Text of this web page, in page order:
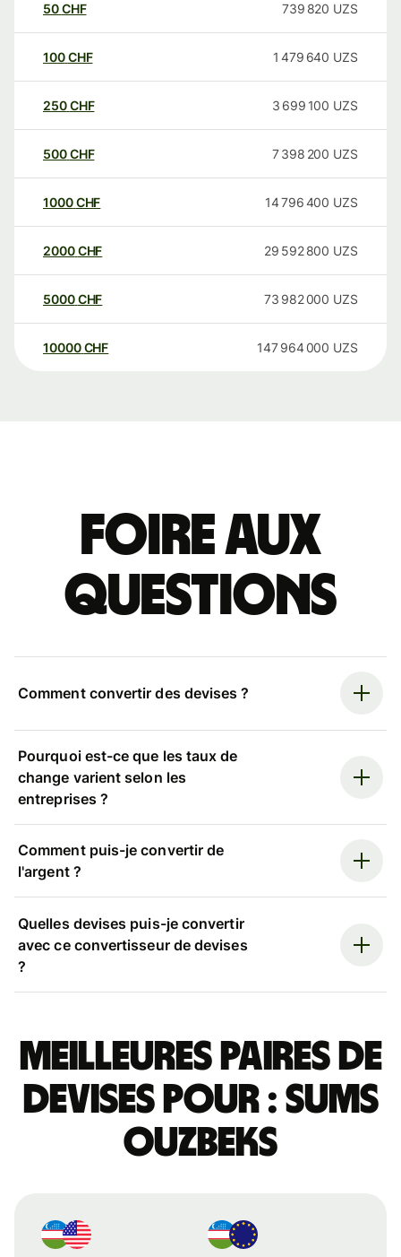
50CHF 739 820 UZS
100CHF 1 479 640 UZS
250CHF 3 699 100 UZS
500CHF 7 398 200 UZS
1000CHF 14 796 400 UZS
2000CHF 29 592 800 UZS
5000CHF 73 982 000 UZS
10000 CHF 147 964 000 UZS
Foire aux
questions
Comment convertir des devises ?
Pourquoi est-ce que les taux de
change varient selon les
entreprises ?
Comment puis-je convertir de
l'argent ?
Quelles devises puis-je convertir
avec ce convertisseur de devises
?
Meilleures paires de
devises pour : sums
ouzbeks